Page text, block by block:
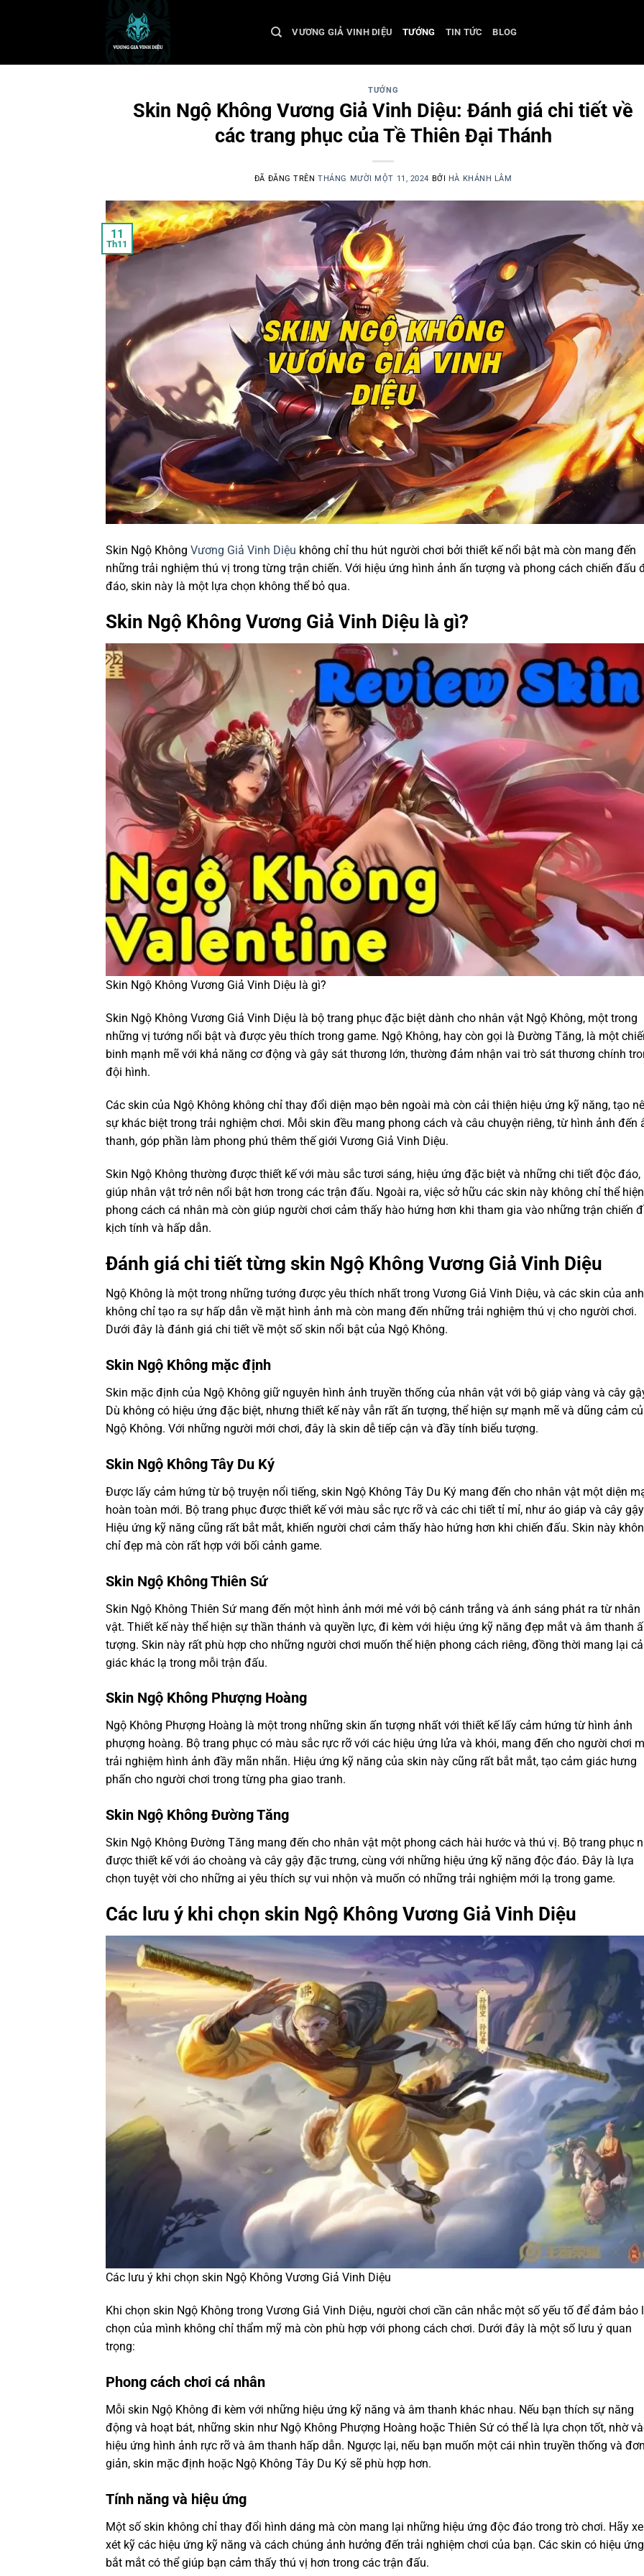
dung
VƯƠNG GIẢ VINH DIỆU TƯỚNG TIN TỨC BLOG
TƯỚNG
Skin Ngộ Không Vương Giả Vinh Diệu: Đánh giá chi tiết về
các trang phục của Tề Thiên Đại Thánh
ĐÃ ĐĂNG TRÊNTHÁNG MƯỜI MỘT 11, 2024 BỞI HÀ KHÁNH LÂM
11
Th11
Skin Ngộ Không Vương Giả Vinh Diệu không chỉ thu hút người chơi bởi thiết kế nổi bật mà còn mang đến
những trải nghiệm thú vị trong từng trận chiến. Với hiệu ứng hình ảnh ấn tượng và phong cách chiến đấu
đáo, skin này là một lựa chọn không thể bỏ qua.
Skin Ngộ Không Vương Giả Vinh Diệu là gì?
Skin Ngộ Không Vương Giả Vinh Diệu là gì?
Skin Ngộ Không Vương Giả Vinh Diệu là bộ trang phục đặc biệt dành cho nhân vật Ngộ Không, một trong
những vị tướng nổi bật và được yêu thích trong game. Ngộ Không, hay còn gọi là Đường Tăng, là một
binh mạnh mẽ với khả năng cơ động và gây sát thương lớn, thường đảm nhận vai trò sát thương chính
đội hình.
Các skin của Ngộ Không không chỉ thay đổi diện mạo bên ngoài mà còn cải thiện hiệu ứng kỹ năng, tạo
sự khác biệt trong trải nghiệm chơi. Mỗi skin đều mang phong cách và câu chuyện riêng, từ hình ảnh đến
thanh, góp phần làm phong phú thêm thế giới Vương Giả Vinh Diệu.
Skin Ngộ Không thường được thiết kế với màu sắc tươi sáng, hiệu ứng đặc biệt và những chi tiết độc đáo,
giúp nhân vật trở nên nổi bật hơn trong các trận đấu. Ngoài ra, việc sở hữu các skin này không chỉ thể hiện
phong cách cá nhân mà còn giúp người chơi cảm thấy hào hứng hơn khi tham gia vào những trận chiến
kịch tính và hấp dẫn.
Đánh giá chi tiết từng skin Ngộ Không Vương Giả Vinh Diệu
Ngộ Không là một trong những tướng được yêu thích nhất trong Vương Giả Vinh Diệu, và các skin của anh
không chỉ tạo ra sự hấp dẫn về mặt hình ảnh mà còn mang đến những trải nghiệm thú vị cho người chơi.
Dưới đây là đánh giá chi tiết về một số skin nổi bật của Ngộ Không.
Skin Ngộ Không mặc định
Skin mặc định của Ngộ Không giữ nguyên hình ảnh truyền thống của nhân vật với bộ giáp vàng và cây
Dù không có hiệu ứng đặc biệt, nhưng thiết kế này vẫn rất ấn tượng, thể hiện sự mạnh mẽ và dũng cảm
Ngộ Không. Với những người mới chơi, đây là skin dễ tiếp cận và đầy tính biểu tượng.
Skin Ngộ Không Tây Du Ký
Được lấy cảm hứng từ bộ truyện nổi tiếng, skin Ngộ Không Tây Du Ký mang đến cho nhân vật một diện
hoàn toàn mới. Bộ trang phục được thiết kế với màu sắc rực rỡ và các chi tiết tỉ mỉ, như áo giáp và cây
Hiệu ứng kỹ năng cũng rất bắt mắt, khiến người chơi cảm thấy hào hứng hơn khi chiến đấu. Skin này
chỉ đẹp mà còn rất hợp với bối cảnh game.
Skin Ngộ Không Thiên Sứ
Skin Ngộ Không Thiên Sứ mang đến một hình ảnh mới mẻ với bộ cánh trắng và ánh sáng phát ra từ nhân
vật. Thiết kế này thể hiện sự thần thánh và quyền lực, đi kèm với hiệu ứng kỹ năng đẹp mắt và âm thanh
tượng. Skin này rất phù hợp cho những người chơi muốn thể hiện phong cách riêng, đồng thời mang lại
giác khác lạ trong mỗi trận đấu.
Skin Ngộ Không Phượng Hoàng
Ngộ Không Phượng Hoàng là một trong những skin ấn tượng nhất với thiết kế lấy cảm hứng từ hình ảnh
phượng hoàng. Bộ trang phục có màu sắc rực rỡ với các hiệu ứng lửa và khói, mang đến cho người chơi
trải nghiệm hình ảnh đầy mãn nhãn. Hiệu ứng kỹ năng của skin này cũng rất bắt mắt, tạo cảm giác hưng
phấn cho người chơi trong từng pha giao tranh.
Skin Ngộ Không Đường Tăng
Skin Ngộ Không Đường Tăng mang đến cho nhân vật một phong cách hài hước và thú vị. Bộ trang phục
được thiết kế với áo choàng và cây gậy đặc trưng, cùng với những hiệu ứng kỹ năng độc đáo. Đây là lựa
chọn tuyệt vời cho những ai yêu thích sự vui nhộn và muốn có những trải nghiệm mới lạ trong game.
Các lưu ý khi chọn skin Ngộ Không Vương Giả Vinh Diệu
Các lưu ý khi chọn skin Ngộ Không Vương Giả Vinh Diệu
Khi chọn skin Ngộ Không trong Vương Giả Vinh Diệu, người chơi cần cân nhắc một số yếu tố để đảm bảo
chọn của mình không chỉ thẩm mỹ mà còn phù hợp với phong cách chơi. Dưới đây là một số lưu ý quan
trọng:
Phong cách chơi cá nhân
Mỗi skin Ngộ Không đi kèm với những hiệu ứng kỹ năng và âm thanh khác nhau. Nếu bạn thích sự năng
động và hoạt bát, những skin như Ngộ Không Phượng Hoàng hoặc Thiên Sứ có thể là lựa chọn tốt, nhờ
hiệu ứng hình ảnh rực rỡ và âm thanh hấp dẫn. Ngược lại, nếu bạn muốn một cái nhìn truyền thống và đơn
giản, skin mặc định hoặc Ngộ Không Tây Du Ký sẽ phù hợp hơn.
Tính năng và hiệu ứng
Một số skin không chỉ thay đổi hình dáng mà còn mang lại những hiệu ứng độc đáo trong trò chơi. Hãy
xét kỹ các hiệu ứng kỹ năng và cách chúng ảnh hưởng đến trải nghiệm chơi của bạn. Các skin có hiệu ứng
bắt mắt có thể giúp bạn cảm thấy thú vị hơn trong các trận đấu.